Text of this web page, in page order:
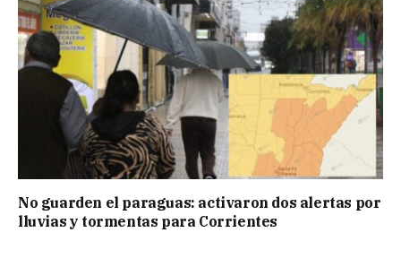
No guarden el paraguas: activaron dos alertas por
lluvias y tormentas para Corrientes